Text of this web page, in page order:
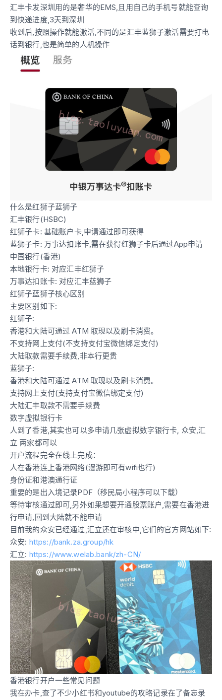
汇丰卡发深圳用的是奢华的EMS,且用自己的手机号就能查询
到快递进度,3天到深圳
收到后,按照操作就能激活,不同的是汇丰蓝狮子激活需要打电
话到银行,也是简单的人机操作
什么是红狮子蓝狮子
汇丰银行(HSBC)
红狮子卡: 基础账户卡,申请通过即可获得
蓝狮子卡: 万事达扣账卡,需在获得红狮子卡后通过App申请
中国银行(香港)
本地银行卡: 对应汇丰红狮子
万事达扣账卡: 对应汇丰蓝狮子
红狮子蓝狮子核心区别
主要区别如下:
红狮子:
香港和大陆可通过 ATM 取现以及刷卡消费。
不支持网上支付(不支持支付宝微信绑定支付)
大陆取款需要手续费,非本行更贵
蓝狮子:
香港和大陆可通过 ATM 取现以及刷卡消费。
支持网上支付(支持支付宝微信绑定支付)
大陆汇丰取款不需要手续费
数字虚拟银行卡
人到了香港,其实也可以多申请几张虚拟数字银行卡, 众安,汇
立 两家都可以
开户流程完全在线上完成：
人在香港连上香港网络(漫游即可有wifi也行)
身份证和港澳通行证
重要的是出入境记录PDF（移民局小程序可以下载）
等待审核通过即可,另外如果想要开通股票账户,需要在香港进
行申请,回到大陆就不能申请
目前我的众安已经通过,汇立还在审核中,它们的官方网站如下:
众安: https://bank.za.group/hk
汇立: https://www.welab.bank/zh-CN/
香港银行开户一些常见问题
我在办卡,查了不少小红书和youtube的攻略记录在了备忘录